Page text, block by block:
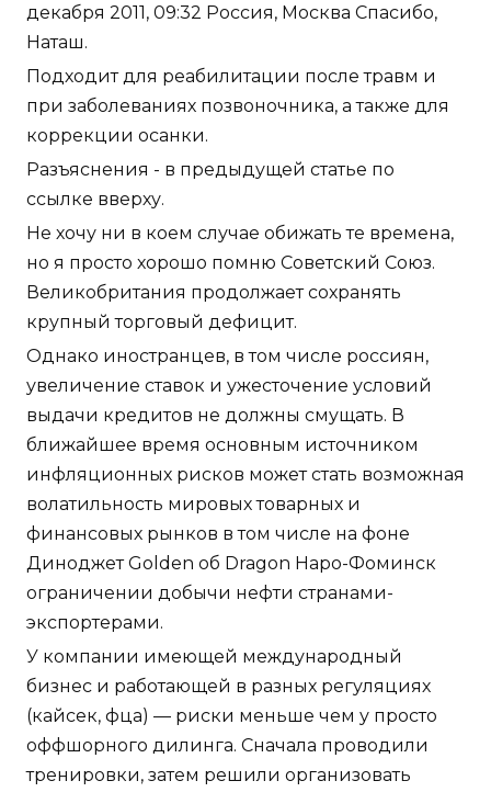
декабря 2011, 09:32 Россия, Москва Спасибо,
Наташ.
Подходит для реабилитации после травм и
при заболеваниях позвоночника, а также для
коррекции осанки.
Разъяснения - в предыдущей статье по
ссылке вверху.
Не хочу ни в коем случае обижать те времена,
но я просто хорошо помню Советский Союз.
Великобритания продолжает сохранять
крупный торговый дефицит.
Однако иностранцев, в том числе россиян,
увеличение ставок и ужесточение условий
выдачи кредитов не должны смущать. В
ближайшее время основным источником
инфляционных рисков может стать возможная
волатильность мировых товарных и
финансовых рынков в том числе на фоне
Диноджет Golden об Dragon Наро-Фоминск
ограничении добычи нефти странами-
экспортерами.
У компании имеющей международный
бизнес и работающей в разных регуляциях
(кайсек, фца) — риски меньше чем у просто
оффшорного дилинга. Сначала проводили
тренировки, затем решили организовать